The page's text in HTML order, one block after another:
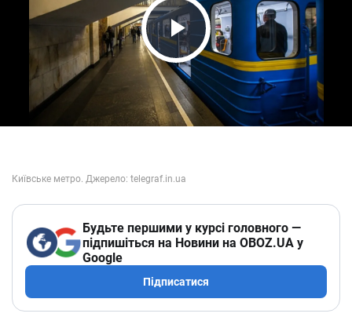
Play Video
Будьте першими у курсі головного —
підпишіться на Новини на OBOZ.UA у
Google
Підписатися